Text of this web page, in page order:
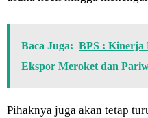
Baca Juga: BPS : Kinerja
Ekspor Meroket dan
Pihaknya juga akan tetap